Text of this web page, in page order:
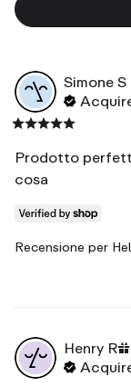
Simone S
Prodotto
cosa
Recensione per
Henry R